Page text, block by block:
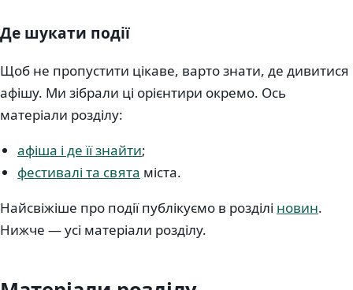
Де шукати події
Щоб не пропустити цікаве, варто знати, де дивитися
афішу. Ми зібрали ці орієнтири окремо. Ось
матеріали розділу:
афіша і де її знайти;
фестивалі та свята міста.
Найсвіжіше про події публікуємо в розділі новин.
Нижче — усі матеріали розділу.